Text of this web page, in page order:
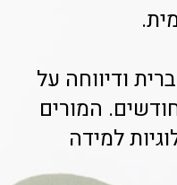
ודיווחה על
חודשים. המורים
למידה